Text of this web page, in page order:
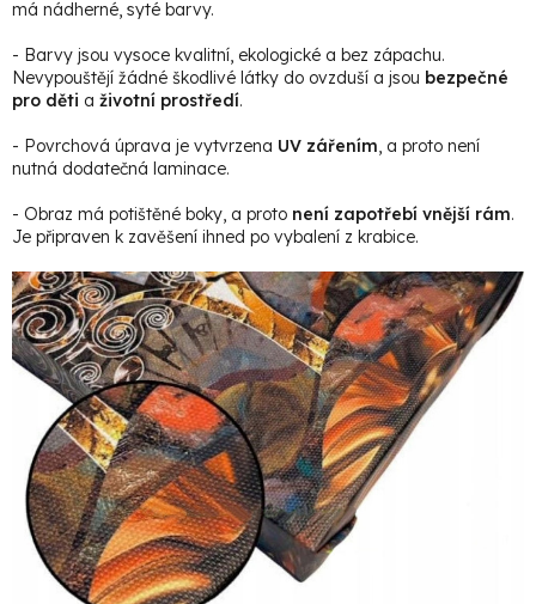
má nádherné, syté barvy.
- Barvy jsou vysoce kvalitní, ekologické a bez zápachu.
Nevypouštějí žádné škodlivé látky do ovzduší a jsou bezpečné
pro děti a životní prostředí.
- Povrchová úprava je vytvrzena UV zářením, a proto není
nutná dodatečná laminace.
- Obraz má potištěné boky, a proto není zapotřebí vnější rám.
Je připraven k zavěšení ihned po vybalení z krabice.